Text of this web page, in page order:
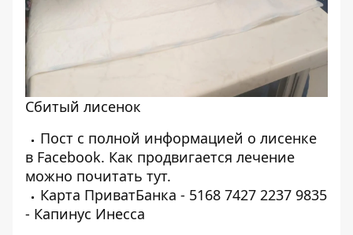
Сбитый лисенок
Пост с полной информацией о лисенке
в Facebook. Как продвигается лечение
можно почитать тут.
Карта ПриватБанка - 5168 7427 2237 9835
- Капинус Инесса